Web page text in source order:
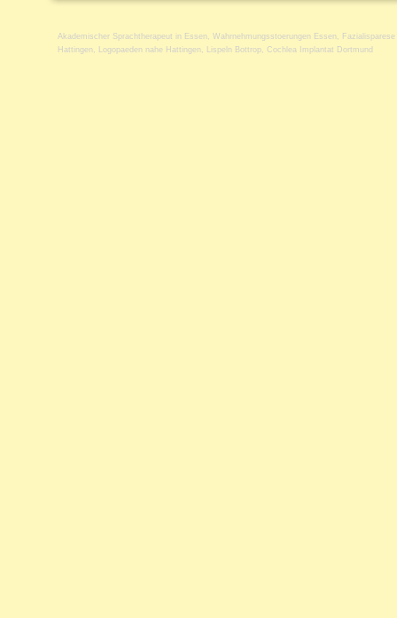
Akademischer Sprachtherapeut in Essen Wahrnehmungsstoerungen Essen
Hattingen
Logopaeden nahe Hattingen Lispeln Bottrop Cochlea Implantat Dortmund